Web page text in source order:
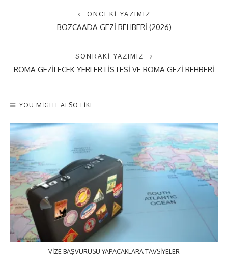
ÖNCEKI YAZIMIZ
BOZCAADA GEZI REHBERI (2026)
SONRAKI YAZIMIZ
ROMA GEZILECEK YERLER LISTESI VE ROMA GEZI REHBERI
YOU MIGHT ALSO LIKE
VIZE BAŞVURUSU YAPACAKLARA TAVSIYELER